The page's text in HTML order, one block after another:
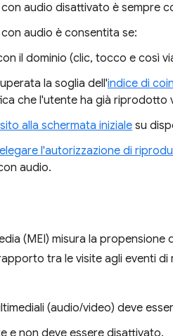
audio disattivato è sempre
audio è consentita se:
il dominio (clic, tocco e così
la soglia dell'indice di
che l'utente ha già riprodotto
alla schermata iniziale su
l'autorizzazione di
audio.
(MEI) misura la
tra le visite agli eventi
(audio/video) deve
e non deve essere disattivato.